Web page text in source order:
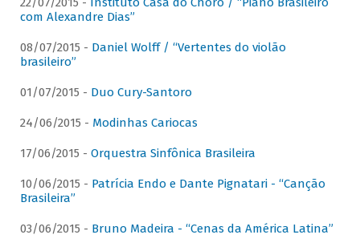
com Alexandre Dias”
08/07/2015 - Daniel Wolff / “Vertentes do violão
brasileiro”
01/07/2015 - Duo Cury-Santoro
24/06/2015 - Modinhas Cariocas
17/06/2015 - Orquestra Sinfônica Brasileira
10/06/2015 - Patrícia Endo e Dante Pignatari - “Canção
Brasileira”
03/06/2015 - Bruno Madeira - “Cenas da América Latina”